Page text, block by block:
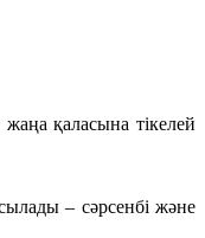
қаласына тікелей
– сәрсенбі және